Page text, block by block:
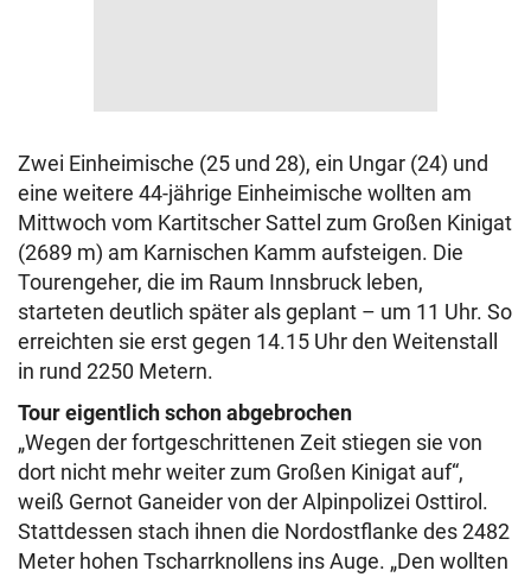
Zwei Einheimische (25 und 28), ein Ungar (24) und
eine weitere 44-jährige Einheimische wollten am
Mittwoch vom Kartitscher Sattel zum Großen Kinigat
(2689 m) am Karnischen Kamm aufsteigen. Die
Tourengeher, die im Raum Innsbruck leben,
starteten deutlich später als geplant – um 11 Uhr. So
erreichten sie erst gegen 14.15 Uhr den Weitenstall
in rund 2250 Metern.
Tour eigentlich schon abgebrochen
„Wegen der fortgeschrittenen Zeit stiegen sie von
dort nicht mehr weiter zum Großen Kinigat auf“,
weiß Gernot Ganeider von der Alpinpolizei Osttirol.
Stattdessen stach ihnen die Nordostflanke des 2482
Meter hohen Tscharrknollens ins Auge. „Den wollten